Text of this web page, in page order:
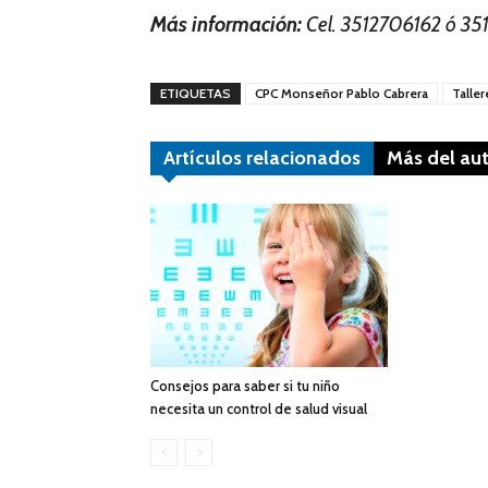
Más información: Cel. 3512706162 ó
ETIQUETAS CPC Monseñor Pablo Cabrera
Artículos relacionados Más del
Consejos para saber si tu niño
necesita un control de salud visual